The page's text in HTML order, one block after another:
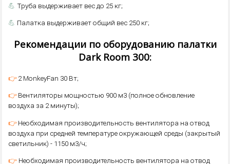
💪 Труба выдерживает вес до 25 кг;
💪 Палатка выдерживает общий вес 250 кг;
Рекомендации по оборудованию палатки
Dark Room 300:
👉2 MonkeyFan 30 Вт;
👉Вентиляторы мощностью 900 м3 (полное обновление
воздуха за 2 минуты);
👉Необходимая производительность вентилятора на отвод
воздуха при средней температуре окружающей среды (закрытый
светильник) - 1150 м3/ч;
👉 Необходимая производительность вентилятора на отвод